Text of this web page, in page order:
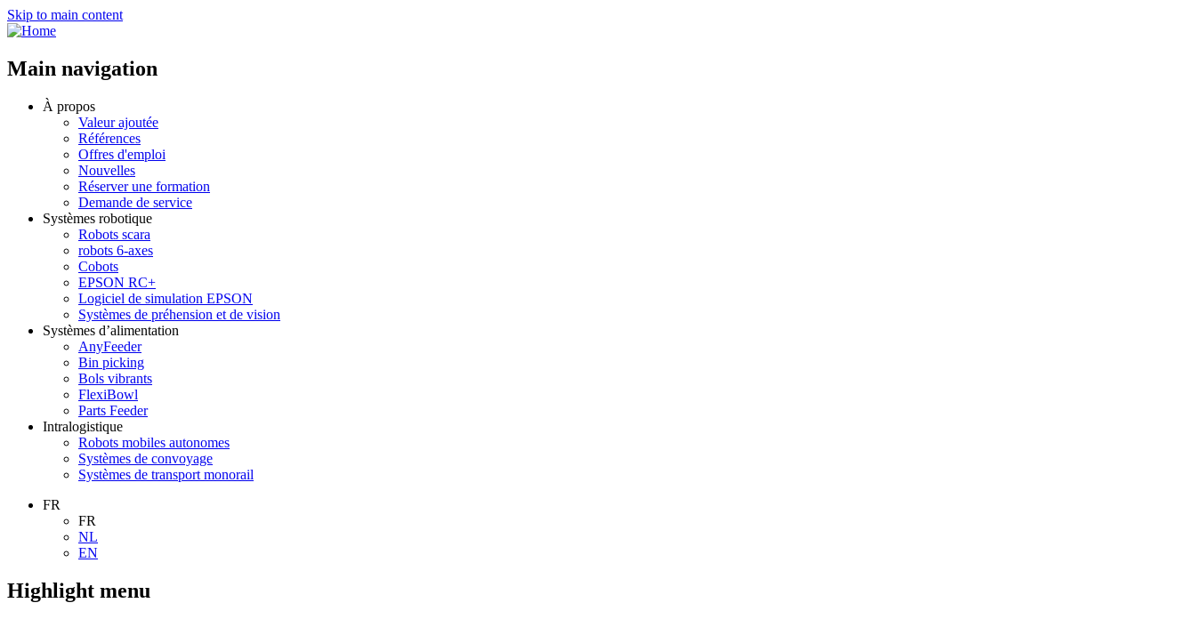
Skip to main content
Main navigation
À propos
Valeur ajoutée
Références
Offres d'emploi
Nouvelles
Réserver une formation
Demande de service
Systèmes robotique
Robots scara
robots 6-axes
Cobots
EPSON RC+
Logiciel de simulation EPSON
Systèmes de préhension et de vision
Systèmes d’alimentation
AnyFeeder
Bin picking
Bols vibrants
FlexiBowl
Parts Feeder
Intralogistique
Robots mobiles autonomes
Systèmes de convoyage
Systèmes de transport monorail
FR
FR
NL
EN
Highlight menu